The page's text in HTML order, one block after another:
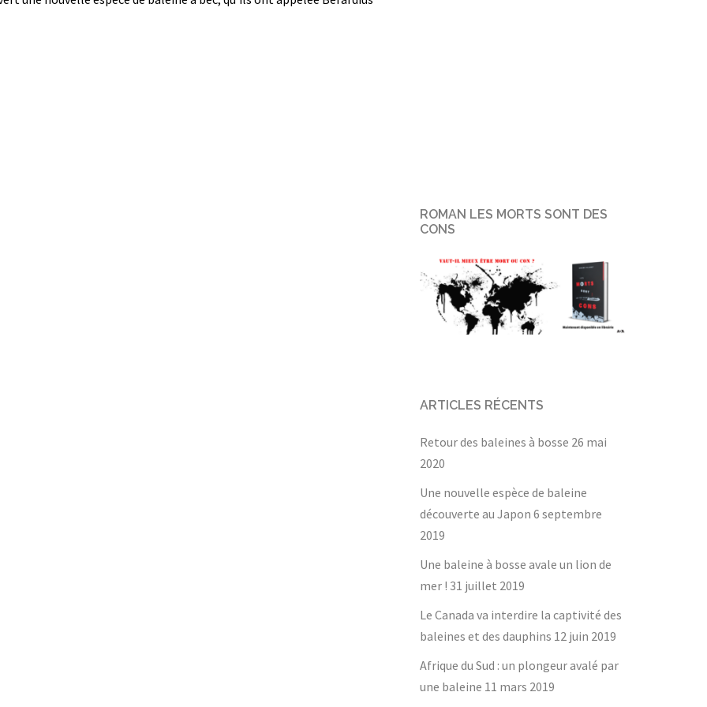
ROMAN LES MORTS SONT DES
CONS
ARTICLES RÉCENTS
Retour des baleines à bosse 26 mai
2020
Une nouvelle espèce de baleine
découverte au Japon 6 septembre
2019
Une baleine à bosse avale un lion de
mer ! 31 juillet 2019
Le Canada va interdire la captivité des
baleines et des dauphins 12 juin 2019
Afrique du Sud : un plongeur avalé par
une baleine 11 mars 2019